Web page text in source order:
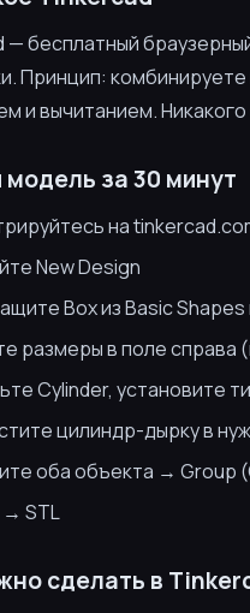
— бесплатный
Принцип:
и вычитанием.
за 30 минут
на
New Design
Box из Basic
размеры в поле справа
Cylinder, установите
цилиндр-дырку в
оба объекта → Group
STL
сделать в